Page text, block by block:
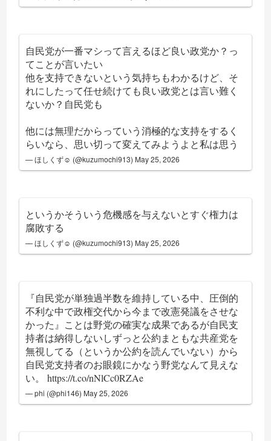
自民党が一番マシって言えるほど良い政党か？っ
てことが言いたい
他を支持できないという気持ちもわかるけど、そ
れにしたって任せ続けても良い政党とは言い難く
ないか？自民党も
他には無理だからっていう消極的な支持をするく
らいなら、思い切って変えてみようよと私は思う
— ほしくず☺︎ (@kuzumochi913) May 25, 2026
というかそういう危機感を与えないとすぐ権力は
腐敗する
— ほしくず☺︎ (@kuzumochi913) May 25, 2026
『自民党が単独過半数を維持している中、圧倒的
不利な中で政権交代から今まで改憲発議をさせな
かった』ことは野党の確実な成果であるが自民支
持者は納得しないしずっと公約まともな共産党を
無視してる（というか公約を読んでいない）から
自民党支持者のお眼鏡にかなう野党なんて見えな
い。https://t.co/nNlCc0RZAe
— phi (@phi146) May 25, 2026